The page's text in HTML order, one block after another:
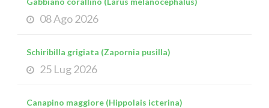
08 Ago 2026
Schiribilla grigiata (Zapornia pusilla)
25 Lug 2026
Canapino maggiore (Hippolais icterina)